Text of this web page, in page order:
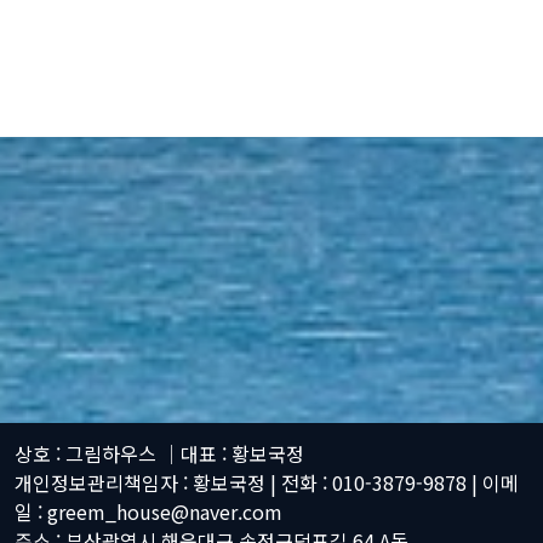
상호 : 그림하우스 │ 대표 : 황보국정
개인정보관리책임자 : 황보국정 | 전화 : 010-3879-9878 | 이메
일 : greem_house@naver.com